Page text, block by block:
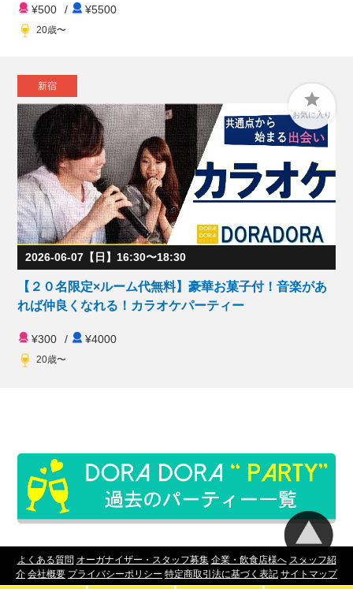
¥500 / ¥5500
20歳〜
新宿

お気に入り
2026-06-07【日】16:30〜18:30
【２０名限定×ルーム代無料】豪華お菓子付！音楽があ
れば仲良くなれる！カラオケパーティー
¥300 / ¥4000
20歳〜
よくある質問 オーガナイザー・スタッフ募集 企業・飲食店様へ スタッフ紹
介 会社概要 プライバシーポリシー 特定商取引法に基づく表記 サイトマップ